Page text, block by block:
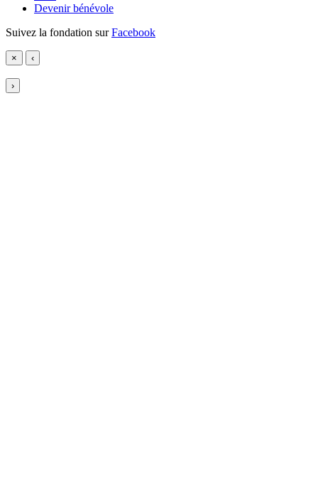
Devenir bénévole
Suivez la fondation surFacebook
× ‹
›